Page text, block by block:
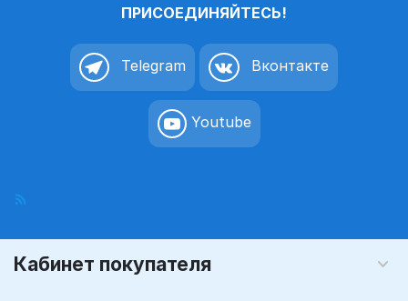
ПРИСОЕДИНЯЙТЕСЬ!
Telegram Вконтакте
Youtube
Кабинет покупателя